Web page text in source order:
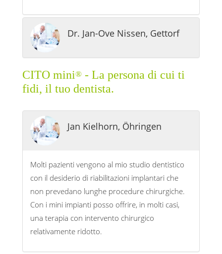
Dr. Jan-Ove Nissen, Gettorf
CITO mini® - La persona di cui ti
fidi, il tuo dentista.
Jan Kielhorn, Öhringen
Molti pazienti vengono al mio studio dentistico
con il desiderio di riabilitazioni implantari che
non prevedano lunghe procedure chirurgiche.
Con i mini impianti posso offrire, in molti casi,
una terapia con intervento chirurgico
relativamente ridotto.